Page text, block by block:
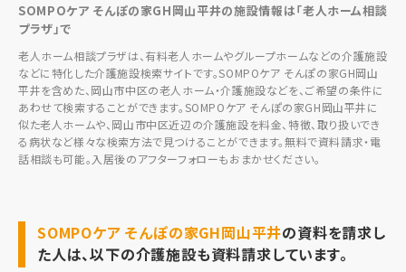
SOMPOケア そんぽの家GH岡山平井の施設情報は「老人ホーム相談
プラザ」で
老人ホーム相談プラザは、有料老人ホームやグループホームなどの介護施設
などに特化した介護施設検索サイトです。SOMPOケア そんぽの家GH岡山
平井を含めた、岡山市中区の老人ホーム・介護施設などを、ご希望の条件に
あわせて検索することができます。SOMPOケア そんぽの家GH岡山平井に
似た老人ホームや、岡山市中区近辺の介護施設を料金、特徴、取り扱いでき
る病状など様々な検索方法で見つけることができます。無料で資料請求・電
話相談も可能。入居後のアフターフォローもおまかせください。
SOMPOケア そんぽの家GH岡山平井の資料を請求し
た人は、以下の介護施設も資料請求しています。